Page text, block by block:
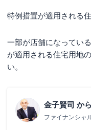
特例措置が適用される
一部が店舗になってい
が適用される住宅用地
い。
金子賢司 か
ファイナンシャ